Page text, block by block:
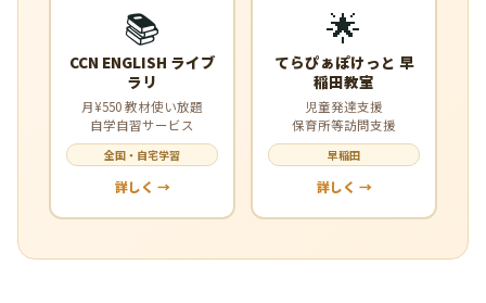
📚
CCN ENGLISH ライブ
ラリ
月¥550 教材使い放題
自学自習サービス
全国・自宅学習
詳しく →
🌟
てらぴぁぽけっと 早
稲田教室
児童発達支援
保育所等訪問支援
早稲田
詳しく →